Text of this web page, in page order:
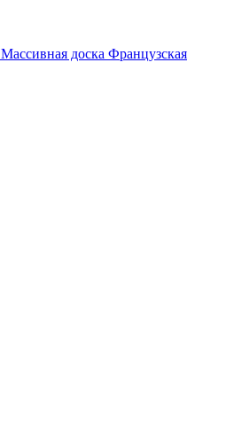
Массивная доска Французская